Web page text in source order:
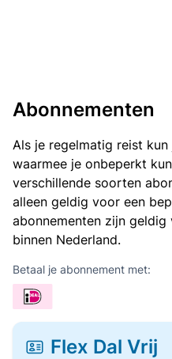
Abonnementen
Als je regelmatig reist
waarmee je onbeperkt
verschillende soorten
alleen geldig voor een
abonnementen zijn
binnen Nederland.
Betaal je abonnement met:
Flex Dal Vrij